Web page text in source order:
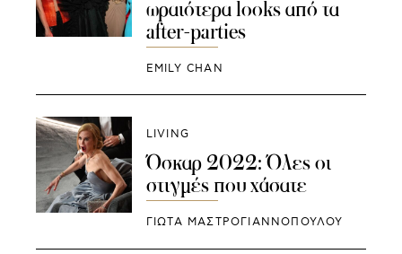
ωραιότερα looks από τα
after-parties
EMILY CHAN
LIVING
Όσκαρ 2022: Όλες οι
στιγμές που χάσατε
ΓΙΩΤΑ ΜΑΣΤΡΟΓΙΑΝΝΟΠΟΥΛΟΥ